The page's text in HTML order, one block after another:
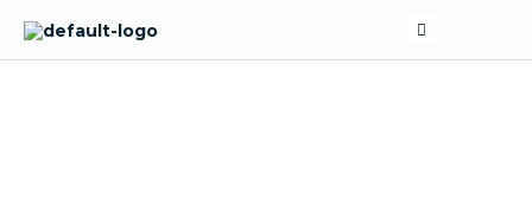
content